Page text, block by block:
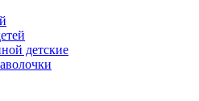
детские